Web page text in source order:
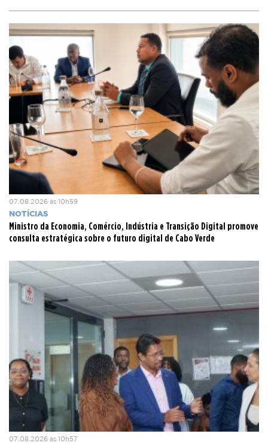
07.08.2026 às 10h59
NOTÍCIAS
Ministro da Economia, Comércio, Indústria e Transição Digital promove
consulta estratégica sobre o futuro digital de Cabo Verde
07.08.2026 às 10h57